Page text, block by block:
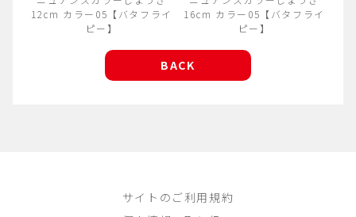
12cm カラー05【バタフライ
ピー】
16cm カラー05【バタフライ
ピー】
BACK
サイトのご利用規約